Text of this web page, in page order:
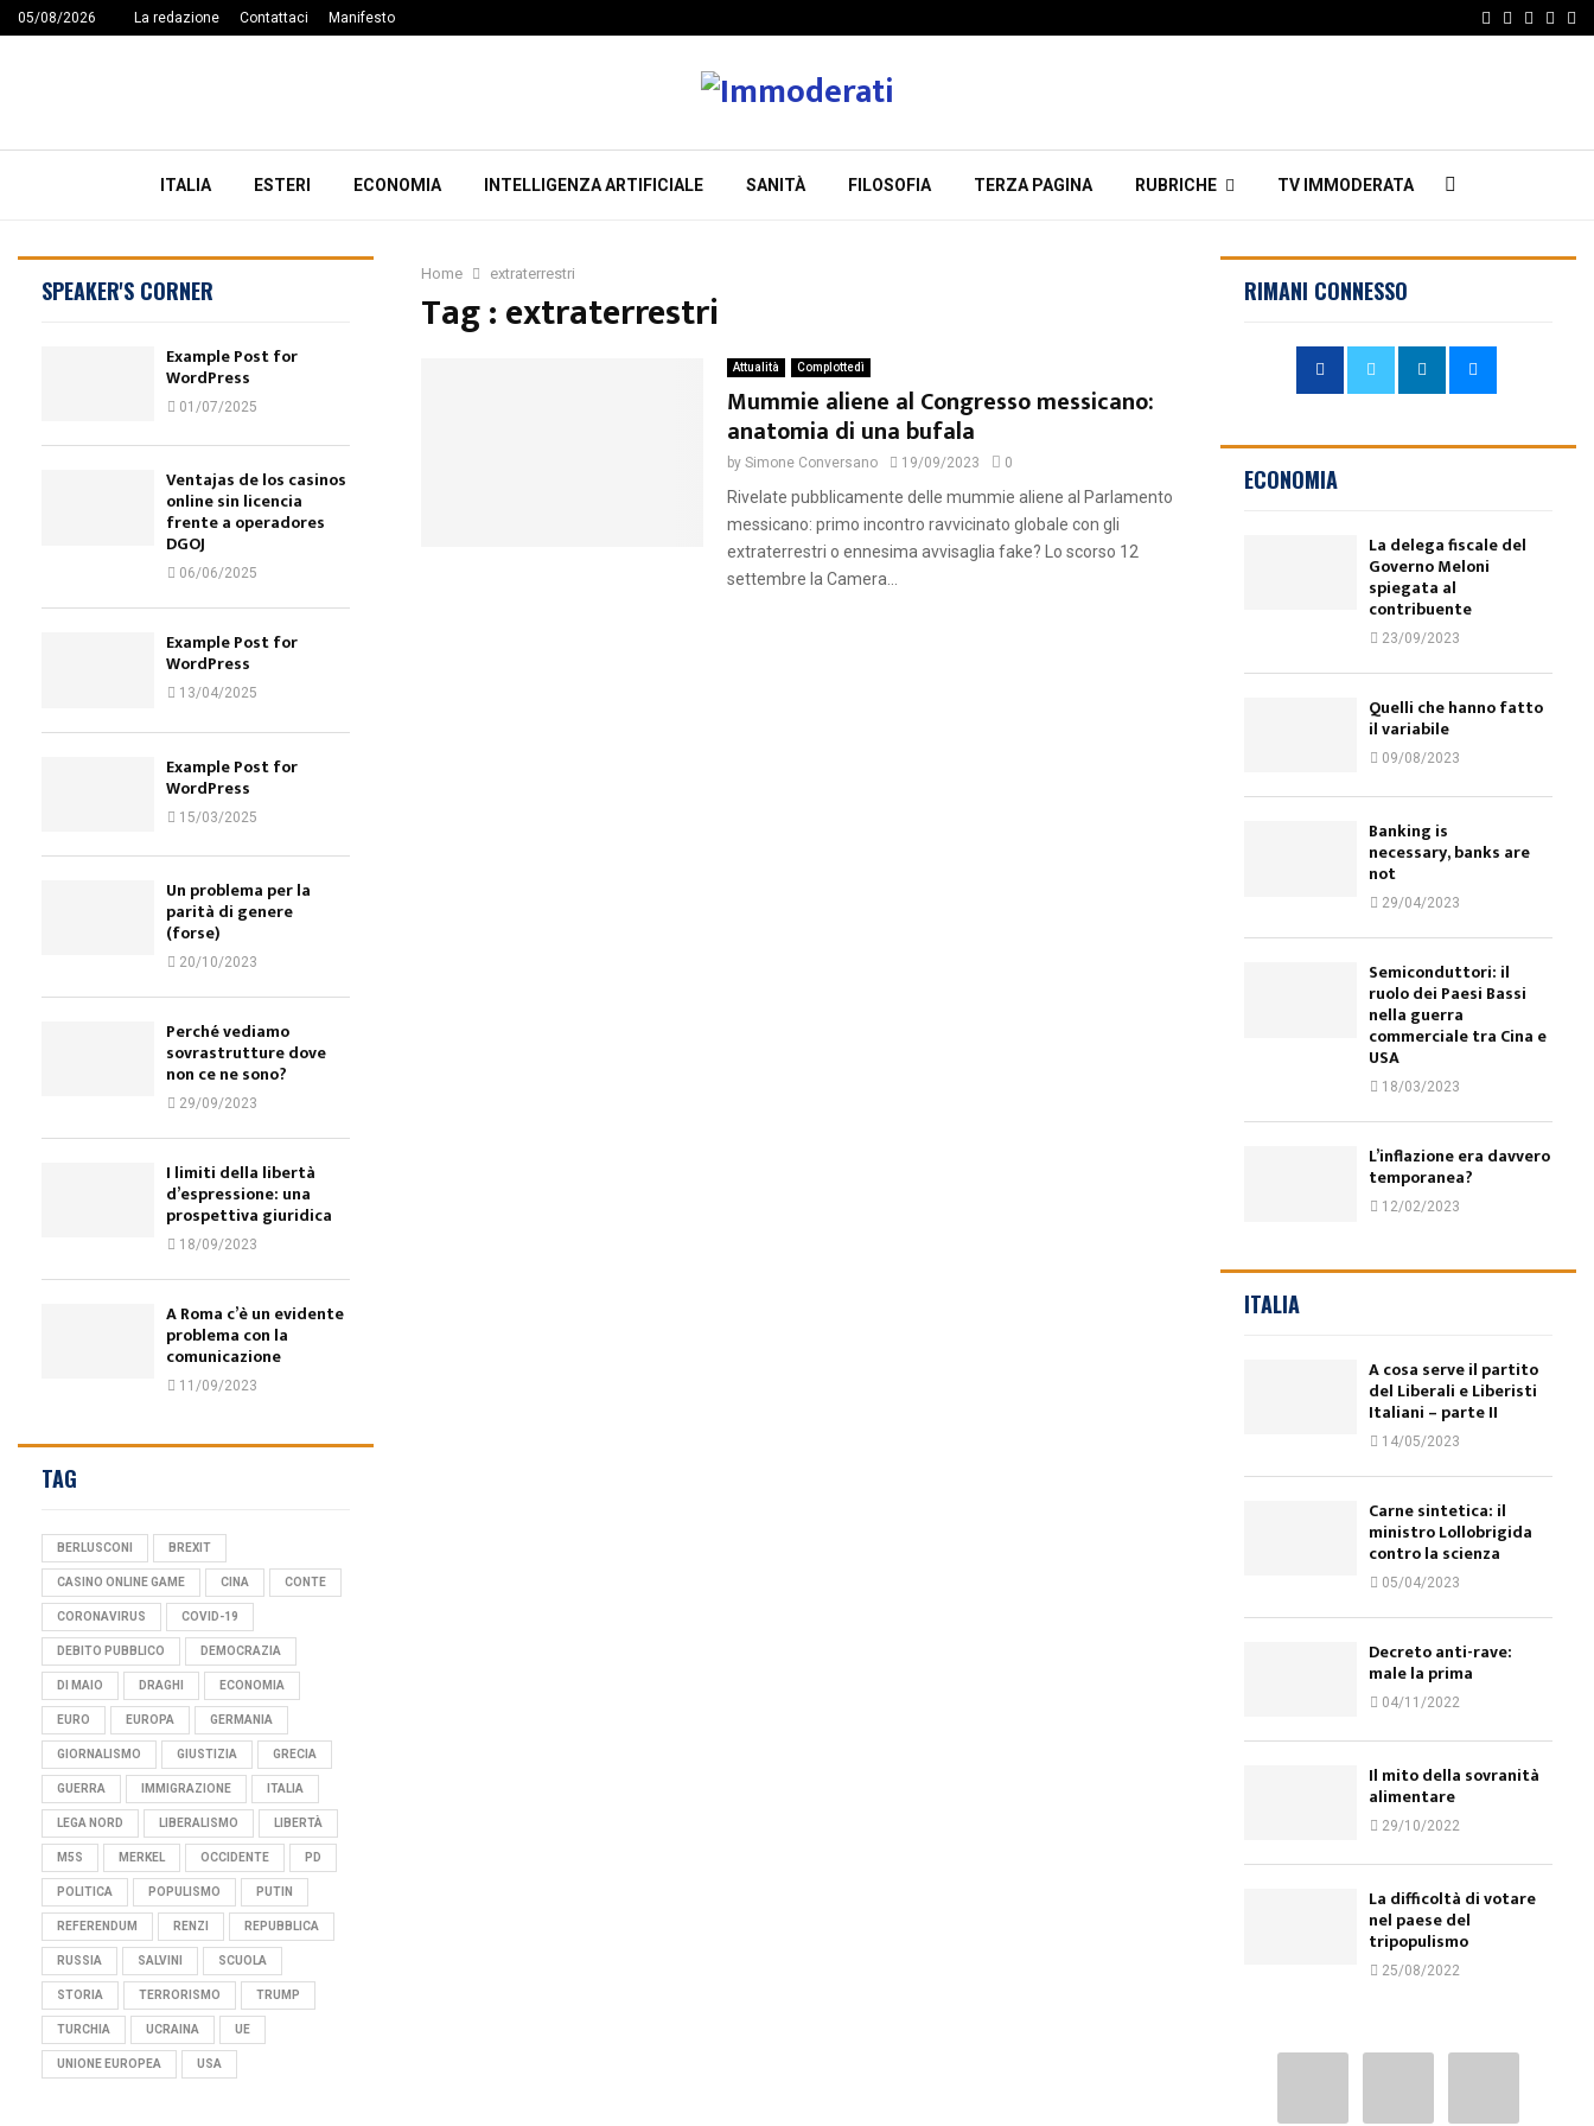
05/08/2026 La redazione Contattaci Manifesto Facebook
Twitter
ITALIA ESTERI ECONOMIA INTELLIGENZA ARTIFICIALE SANITÀ FILOSOFIA TERZA PAGINA RUBRICHE TV IMMODERATA
Home extraterrestri
Tag : extraterrestri
Attualità Complottedì
Mummie aliene al Congresso messicano:
anatomia di una bufala
by Simone Conversano 19/09/2023 0
Rivelate pubblicamente delle mummie aliene al Parlamento
messicano: primo incontro ravvicinato globale con gli
extraterrestri o ennesima avvisaglia fake? Lo scorso 12
settembre la Camera...
SPEAKER'S CORNER
Example Post for
WordPress
01/07/2025
Ventajas de los casinos
online sin licencia
frente a operadores
DGOJ
06/06/2025
Example Post for
WordPress
13/04/2025
Example Post for
WordPress
15/03/2025
Un problema per la
parità di genere
(forse)
20/10/2023
Perché vediamo
sovrastrutture dove
non ce ne sono?
29/09/2023
I limiti della libertà
d’espressione: una
prospettiva giuridica
18/09/2023
A Roma c’è un evidente
problema con la
comunicazione
11/09/2023
TAG
BERLUSCONI BREXIT
CASINO ONLINE GAME CINA CONTE
CORONAVIRUS COVID-19
DEBITO PUBBLICO DEMOCRAZIA
DI MAIO DRAGHI ECONOMIA
EURO EUROPA GERMANIA
GIORNALISMO GIUSTIZIA GRECIA
GUERRA IMMIGRAZIONE ITALIA
LEGA NORD LIBERALISMO LIBERTÀ
M5S MERKEL OCCIDENTE PD
POLITICA POPULISMO PUTIN
REFERENDUM RENZI REPUBBLICA
RUSSIA SALVINI SCUOLA
STORIA TERRORISMO TRUMP
TURCHIA UCRAINA UE
UNIONE EUROPEA USA
RIMANI CONNESSO
ECONOMIA
La delega fiscale del
Governo Meloni
spiegata al
contribuente
23/09/2023
Quelli che hanno fatto
il variabile
09/08/2023
Banking is
necessary, banks are
not
29/04/2023
Semiconduttori: il
ruolo dei Paesi Bassi
nella guerra
commerciale tra Cina e
USA
18/03/2023
L’inflazione era davvero
temporanea?
12/02/2023
ITALIA
A cosa serve il partito
del Liberali e Liberisti
Italiani – parte II
14/05/2023
Carne sintetica: il
ministro Lollobrigida
contro la scienza
05/04/2023
Decreto anti-rave:
male la prima
04/11/2022
Il mito della sovranità
alimentare
29/10/2022
La difficoltà di votare
nel paese del
tripopulismo
25/08/2022